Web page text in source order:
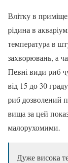
Влітку в
рідина в
температура в
захворювань, а
Певні види риб
від 15 до 30
риб дозволений
вища за цей
малорухомими.
Дуже висока